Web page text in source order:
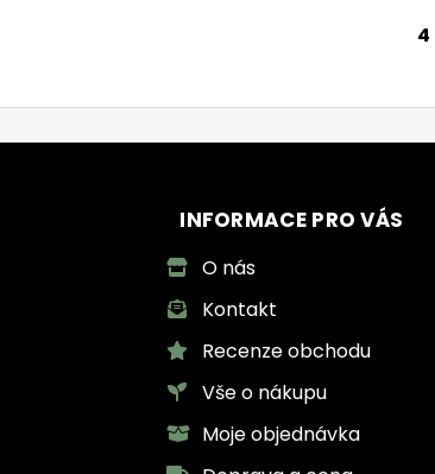
4
INFORMACE PRO VÁS
O nás
Kontakt
Recenze obchodu
Vše o nákupu
Moje objednávka